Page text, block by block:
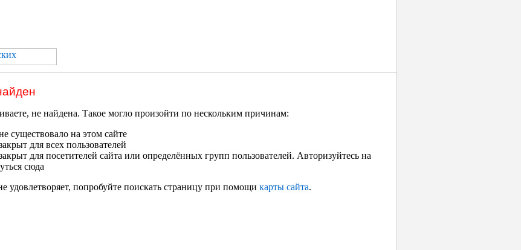
не найдена. Такое могло произойти по нескольким причинам:
существовало на этом сайте
для всех пользователей
для посетителей сайта или определённых групп пользователей. Авторизуйтесь на
сюда
удовлетворяет, попробуйте поискать страницу при помощи карты сайта.